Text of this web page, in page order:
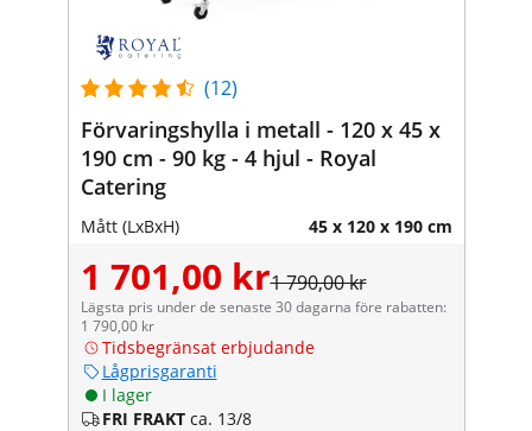
(12)
Förvaringshylla i metall - 120 x 45 x
190 cm - 90 kg - 4 hjul - Royal
Catering
Mått (LxBxH) 45 x 120 x 190 cm
1 701,00 kr1 790,00 kr
Lägsta pris under de senaste 30 dagarna före rabatten:
1 790,00 kr
Tidsbegränsat erbjudande
Lågprisgaranti
I lager
FRI FRAKT ca. 13/8